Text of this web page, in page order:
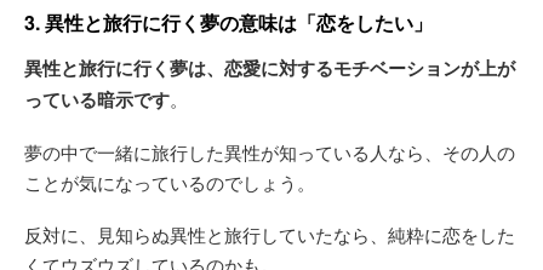
3. 異性と旅行に行く夢の意味は「恋をしたい」
異性と旅行に行く夢は、恋愛に対するモチベーションが上が
っている暗示です。
夢の中で一緒に旅行した異性が知っている人なら、その人の
ことが気になっているのでしょう。
反対に、見知らぬ異性と旅行していたなら、純粋に恋をした
くてウズウズしているのかも。